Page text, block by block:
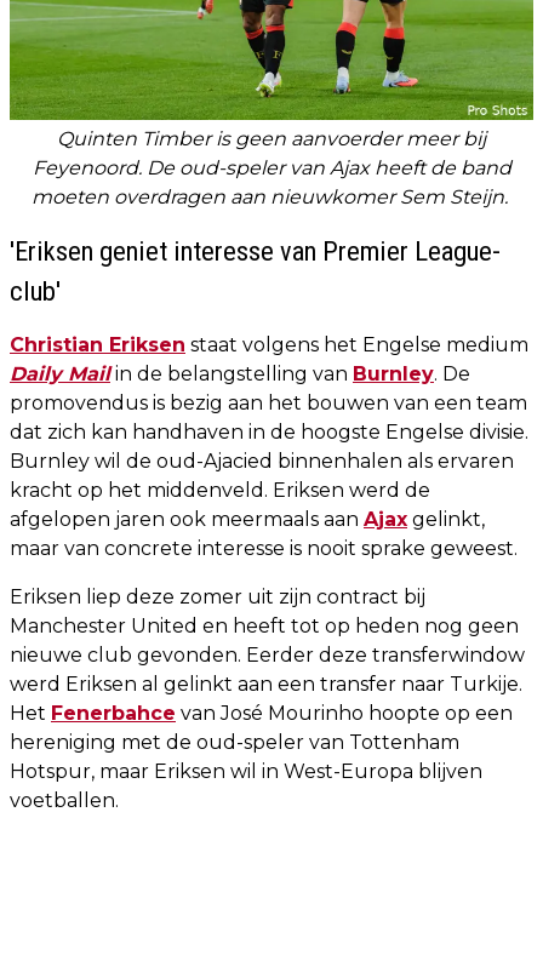
Quinten Timber is geen aanvoerder meer bij
Feyenoord. De oud-speler van Ajax heeft de band
moeten overdragen aan nieuwkomer Sem Steijn.
'Eriksen geniet interesse van Premier League-
club'
Christian Eriksen staat volgens het Engelse medium
Daily Mailin de belangstelling van Burnley. De
promovendus is bezig aan het bouwen van een team
dat zich kan handhaven in de hoogste Engelse divisie.
Burnley wil de oud-Ajacied binnenhalen als ervaren
kracht op het middenveld. Eriksen werd de
afgelopen jaren ook meermaals aan Ajax gelinkt,
maar van concrete interesse is nooit sprake geweest.
Eriksen liep deze zomer uit zijn contract bij
Manchester United en heeft tot op heden nog geen
nieuwe club gevonden. Eerder deze transferwindow
werd Eriksen al gelinkt aan een transfer naar Turkije.
Het Fenerbahce van José Mourinho hoopte op een
hereniging met de oud-speler van Tottenham
Hotspur, maar Eriksen wil in West-Europa blijven
voetballen.